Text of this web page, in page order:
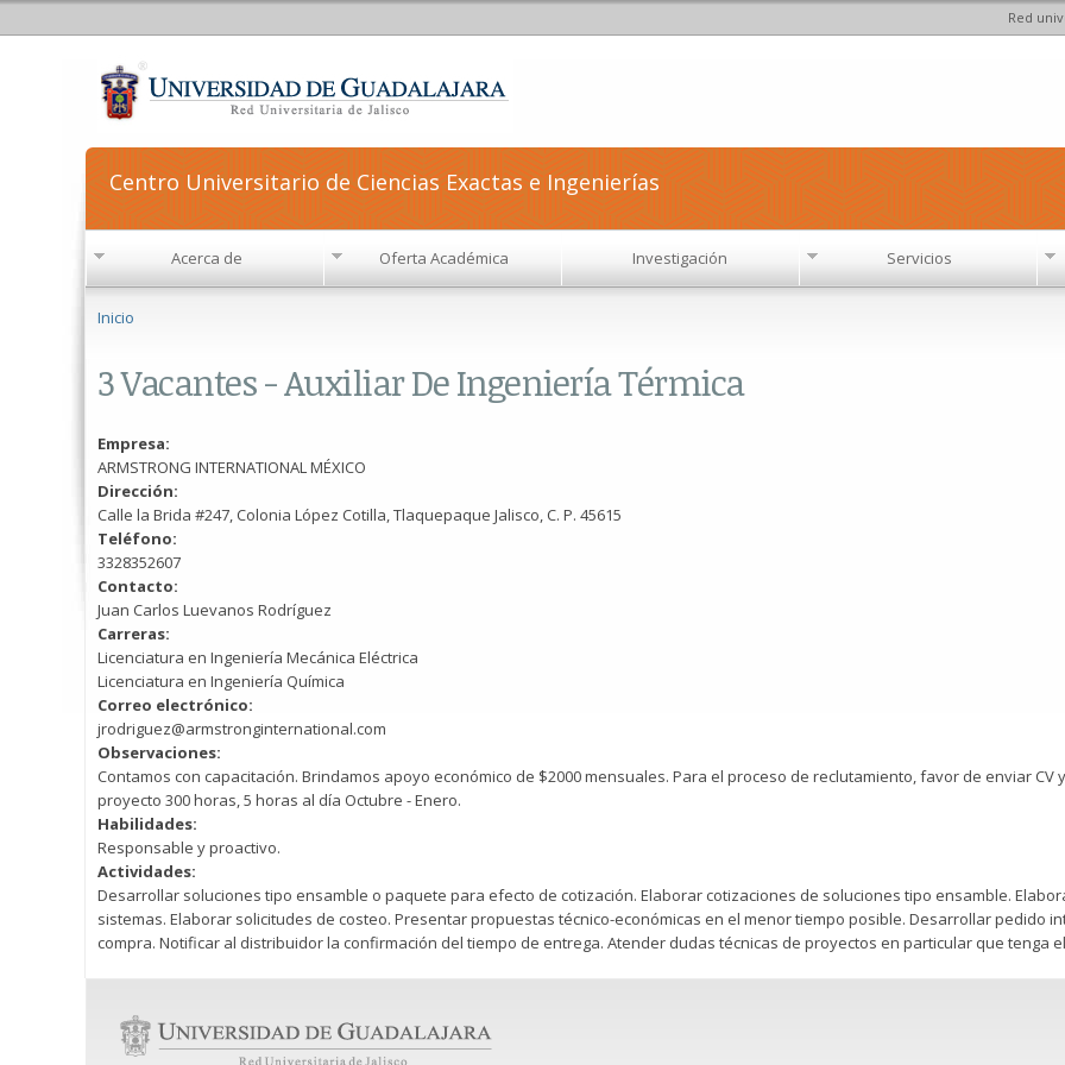
Red
Centro Universitario de Ciencias Exactas e Ingenierías
Acerca de Oferta Académica Investigación Servicios
Inicio
3 Vacantes - Auxiliar De Ingeniería Térmica
Empresa:
ARMSTRONG INTERNATIONAL MÉXICO
Dirección:
Calle la Brida #247, Colonia López Cotilla, Tlaquepaque Jalisco, C. P. 45615
Teléfono:
3328352607
Contacto:
Juan Carlos Luevanos Rodríguez
Carreras:
Licenciatura en Ingeniería Mecánica Eléctrica
Licenciatura en Ingeniería Química
Correo electrónico:
jrodriguez@armstronginternational.com
Observaciones:
Contamos con capacitación. Brindamos apoyo económico de $2000 mensuales. Para el proceso de reclutamiento, favor de enviar
proyecto 300 horas, 5 horas al día Octubre - Enero.
Habilidades:
Responsable y proactivo.
Actividades:
Desarrollar soluciones tipo ensamble o paquete para efecto de cotización. Elaborar cotizaciones de soluciones tipo ensamble.
sistemas. Elaborar solicitudes de costeo. Presentar propuestas técnico-económicas en el menor tiempo posible. Desarrollar pedido
compra. Notificar al distribuidor la confirmación del tiempo de entrega. Atender dudas técnicas de proyectos en particular que tenga